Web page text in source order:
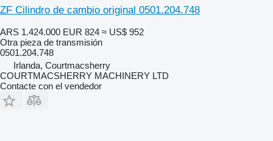
ZF Cilindro de cambio original 0501.204.748
ARS 1.424.000 EUR 824 ≈ US$ 952
Otra pieza de transmisión
0501.204.748
Irlanda, Courtmacsherry
COURTMACSHERRY MACHINERY LTD
Contacte con el vendedor